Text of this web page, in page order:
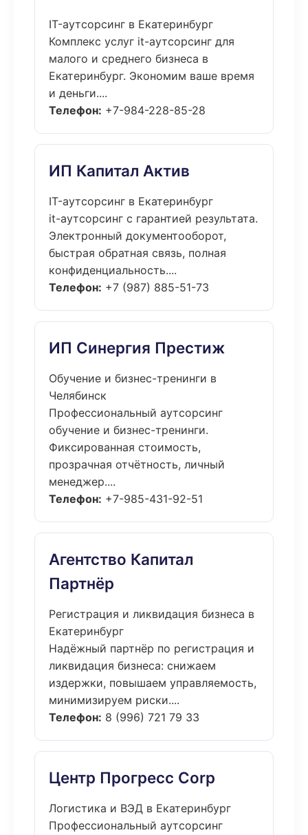
IT-аутсорсинг в Екатеринбург
Комплекс услуг it-аутсорсинг для
малого и среднего бизнеса в
Екатеринбург. Экономим ваше время
и деньги....
Телефон: +7-984-228-85-28
ИП Капитал Актив
IT-аутсорсинг в Екатеринбург
it-аутсорсинг с гарантией результата.
Электронный документооборот,
быстрая обратная связь, полная
конфиденциальность....
Телефон: +7 (987) 885-51-73
ИП Синергия Престиж
Обучение и бизнес-тренинги в
Челябинск
Профессиональный аутсорсинг
обучение и бизнес-тренинги.
Фиксированная стоимость,
прозрачная отчётность, личный
менеджер....
Телефон: +7-985-431-92-51
Агентство Капитал
Партнёр
Регистрация и ликвидация бизнеса в
Екатеринбург
Надёжный партнёр по регистрация и
ликвидация бизнеса: снижаем
издержки, повышаем управляемость,
минимизируем риски....
Телефон: 8 (996) 721 79 33
Центр Прогресс Corp
Логистика и ВЭД в Екатеринбург
Профессиональный аутсорсинг